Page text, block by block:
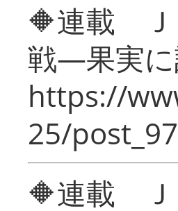
🔶連載 Ｊ
戦―果実
https://
25/
🔶連載 Ｊ